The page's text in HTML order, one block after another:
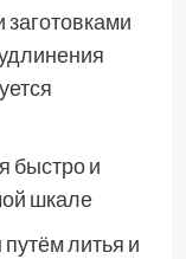
быстро и
шкале
литья и